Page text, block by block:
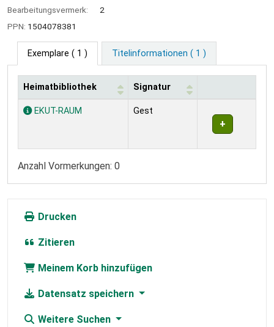
Bearbeitungsvermerk:
2
PPN: 1504078381
Exemplare ( 1 ) Titelinformationen ( 1 )
Exemplare
Heimatbibliothek Signatur
EKUT-RAUM Gest
Anzahl Vormerkungen: 0
Drucken
Zitieren
Meinem Korb hinzufügen
Datensatz speichern
Weitere Suchen